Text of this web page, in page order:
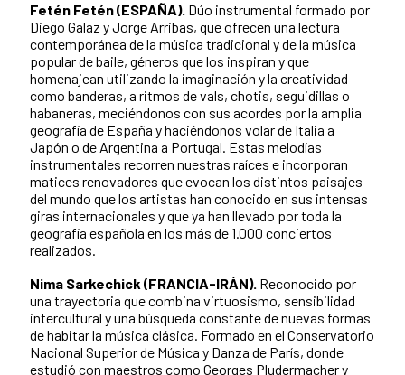
Fetén Fetén (ESPAÑA). Dúo instrumental formado por
Diego Galaz y Jorge Arribas, que ofrecen una lectura
contemporánea de la música tradicional y de la música
popular de baile, géneros que los inspiran y que
homenajean utilizando la imaginación y la creatividad
como banderas, a ritmos de vals, chotis, seguidillas o
habaneras, meciéndonos con sus acordes por la amplia
geografía de España y haciéndonos volar de Italia a
Japón o de Argentina a Portugal. Estas melodías
instrumentales recorren nuestras raíces e incorporan
matices renovadores que evocan los distintos paisajes
del mundo que los artistas han conocido en sus intensas
giras internacionales y que ya han llevado por toda la
geografía española en los más de 1.000 conciertos
realizados.
Nima Sarkechick (FRANCIA-IRÁN). Reconocido por
una trayectoria que combina virtuosismo, sensibilidad
intercultural y una búsqueda constante de nuevas formas
de habitar la música clásica. Formado en el Conservatorio
Nacional Superior de Música y Danza de París, donde
estudió con maestros como Georges Pludermacher y